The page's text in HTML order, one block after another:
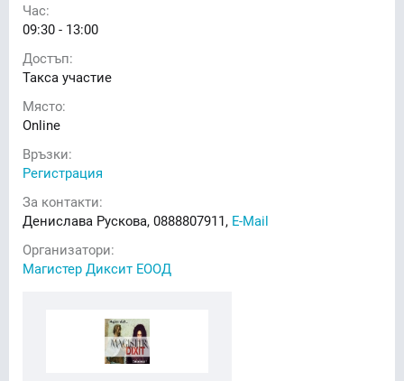
Час:
09:30 - 13:00
Достъп:
Такса участие
Място:
Online
Връзки:
Регистрация
За контакти:
Денислава Рускова, 0888807911, E-Mail
Организатори:
Магистер Диксит ЕООД